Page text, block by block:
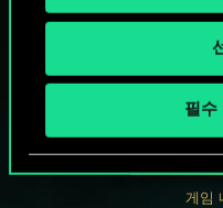
필수
궨트 한
PC에
게임